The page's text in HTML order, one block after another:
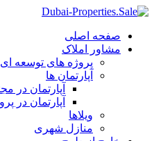
صفحه اصلی
مشاور املاک
پروژه های توسعه
آپارتمان ها
آپارتمان در
آپارتمان در
ویلاها
منازل شهری